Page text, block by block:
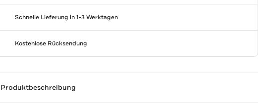
Schnelle Lieferung in 1-3 Werktagen
Kostenlose Rücksendung
Produktbeschreibung